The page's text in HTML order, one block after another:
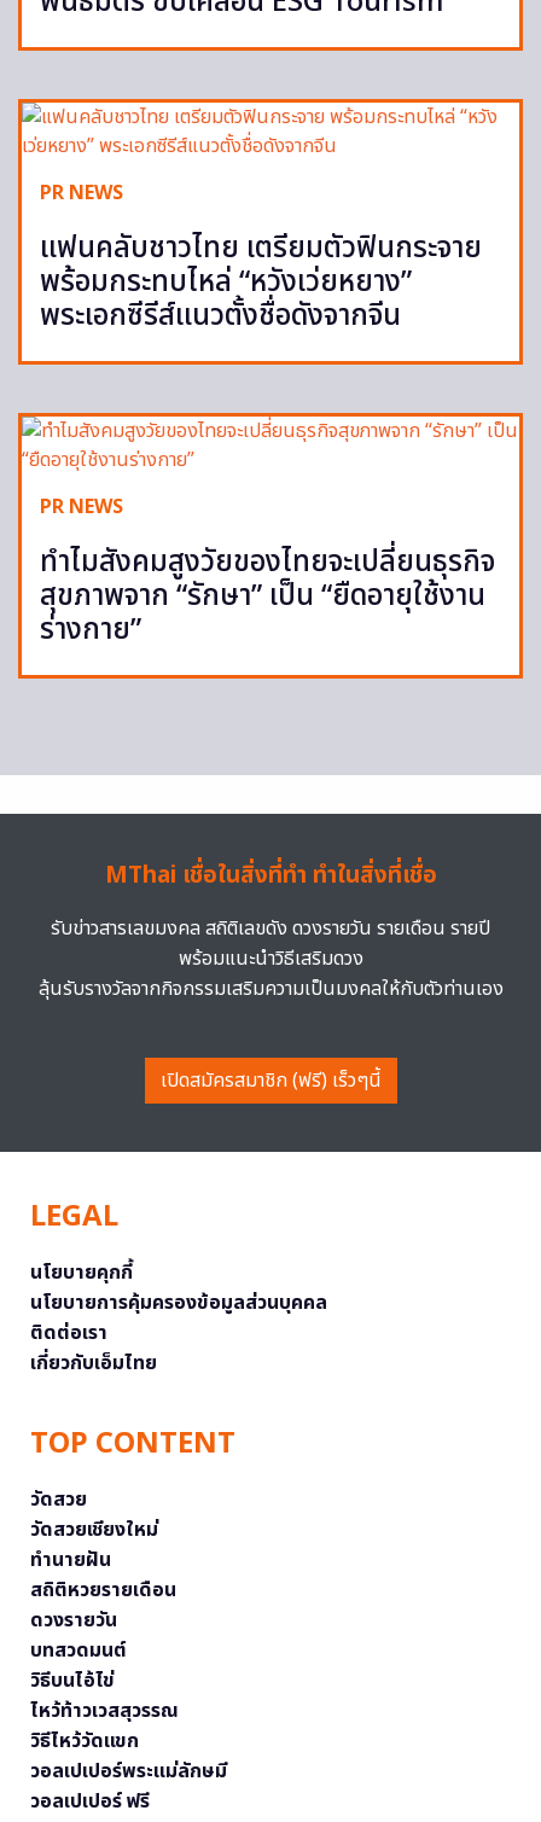
PR NEWS
แฟนคลับชาวไทย เตรียมตัวฟินกระจาย
พร้อมกระทบไหล่ “หวังเว่ยหยาง”
พระเอกซีรีส์แนวตั้งชื่อดังจากจีน
PR NEWS
ทำไมสังคมสูงวัยของไทยจะเปลี่ยนธุรกิจ
สุขภาพจาก “รักษา” เป็น “ยืดอายุใช้งาน
ร่างกาย”
MThai เชื่อในสิ่งที่ทำ ทำในสิ่งที่เชื่อ
รับข่าวสารเลขมงคล สถิติเลขดัง ดวงรายวัน รายเดือน รายปี
พร้อมแนะนำวิธีเสริมดวง
ลุ้นรับรางวัลจากกิจกรรมเสริมความเป็นมงคลให้กับตัวท่านเอง
เปิดสมัครสมาชิก (ฟรี) เร็วๆนี้
LEGAL
นโยบายคุกกี้
นโยบายการคุ้มครองข้อมูลส่วนบุคคล
ติดต่อเรา
เกี่ยวกับเอ็มไทย
TOP CONTENT
วัดสวย
วัดสวยเชียงใหม่
ทำนายฝัน
สถิติหวยรายเดือน
ดวงรายวัน
บทสวดมนต์
วิธีบนไอ้ไข่
ไหว้ท้าวเวสสุวรรณ
วิธีไหว้วัดแขก
วอลเปเปอร์พระแม่ลักษมี
วอลเปเปอร์ ฟรี